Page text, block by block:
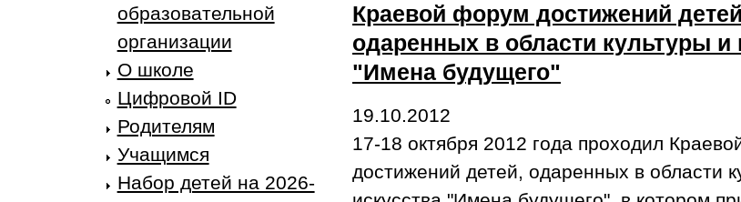
образовательной
организации
О школе
Цифровой ID
Родителям
Учащимся
Набор детей на 2026-
Краевой форум достижений
одаренных в области культуры и
"Имена будущего"
19.10.2012
17-18 октября 2012 года проходил
достижений детей, одаренных в области